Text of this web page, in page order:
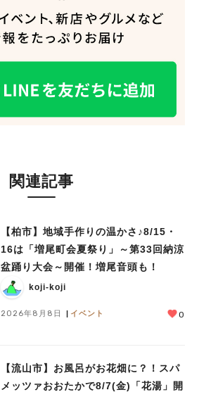
関連記事
【柏市】地域手作りの温かさ♪8/15・
16は「増尾町会夏祭り」～第33回納涼
盆踊り大会～開催！増尾音頭も！
koji-koji
2026年8月8日 イベント 0
【流山市】お風呂がお花畑に？！スパ
メッツァおおたかで8/7(金)「花湯」開